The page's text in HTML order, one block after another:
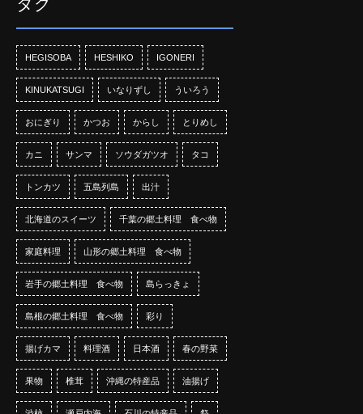
HEGISOBA HESHIKO IGONERI
KINUKATSUGI いなりずし ういろう
おにぎり かつお からし とりめし
カニ サンマ ソウダガツオ タコ
トンカツ 五島列島 出汁
北海道のスイーツ 千葉の郷土料理 食べ物
家庭料理 山形の郷土料理 食べ物
岩手の郷土料理 食べ物 島らっきょ
島根の郷土料理 食べ物 彩り
揚げカマ 料理酒 日本酒 春の野菜
果物 椎茸 沖縄の特産品 油揚げ